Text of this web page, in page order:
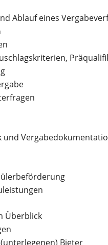
Ablauf eines
und
Überblick
Bieter